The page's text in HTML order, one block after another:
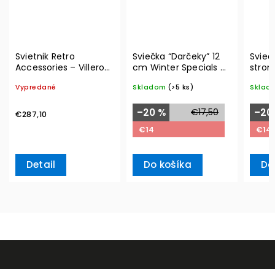
Svietnik Retro
Accessories – Villeroy
Vypredané
€287,10
Detail
Sviečka “Darčeky” 12
cm Winter Specials –
Skladom (>5 ks)
€17,50
–20 %
€14
Do košíka
–20
€14